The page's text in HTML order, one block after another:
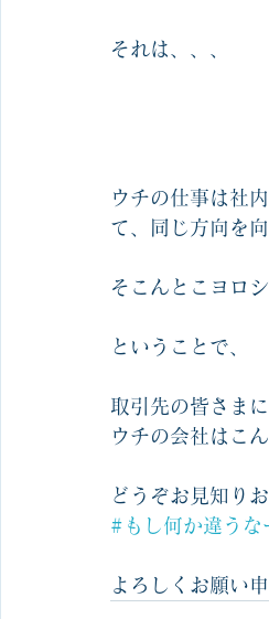
それは、、、
ウチの仕事は社
て、同じ方向を
そこんとこヨロシ
ということで、
取引先の皆さま
ウチの会社はこ
どうぞお見知り
#もし何か違うな
よろしくお願い